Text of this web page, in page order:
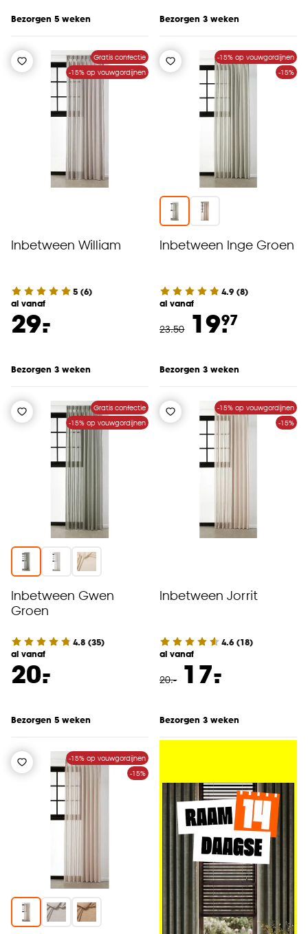
Bezorgen 5 weken Bezorgen 3 weken
Gratis confectie
-15% op vouwgordijnen
Inbetween William
5 (6)
al vanaf
29.
-
Bezorgen 3 weken
-15% op vouwgordijnen
-15%
Inbetween Inge Groen
4.9 (8)
al vanaf
23.50 19.97
Bezorgen 3 weken
Gratis confectie
-15% op vouwgordijnen
Inbetween Gwen
Groen
4.8 (35)
al vanaf
20.
-
Bezorgen 5 weken
-15% op vouwgordijnen
-15%
Inbetween Jorrit
4.6 (18)
al vanaf
20.- 17.
-
Bezorgen 3 weken
-15% op vouwgordijnen
-15%